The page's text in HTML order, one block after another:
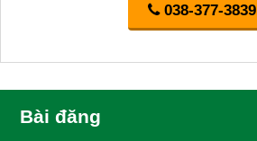
038-377-3839
Bài đăng